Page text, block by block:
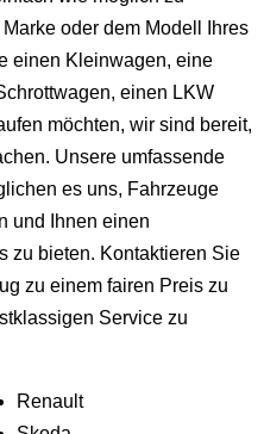
oder dem Modell Ihres
einen Kleinwagen, eine
einen LKW
möchten, wir sind bereit,
Unsere umfassende
es uns, Fahrzeuge
und Ihnen einen
zu bieten. Kontaktieren Sie
zu einem fairen Preis zu
Service zu
Renault